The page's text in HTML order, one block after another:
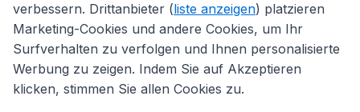
verbessern. Drittanbieter (liste anzeigen) platzieren
Marketing-Cookies und andere Cookies, um Ihr
Surfverhalten zu verfolgen und Ihnen personalisierte
Werbung zu zeigen. Indem Sie auf Akzeptieren
klicken, stimmen Sie allen Cookies zu.